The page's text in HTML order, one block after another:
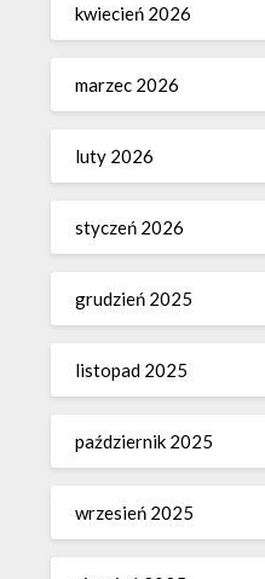
kwiecień 2026
marzec 2026
luty 2026
styczeń 2026
grudzień 2025
listopad 2025
październik 2025
wrzesień 2025